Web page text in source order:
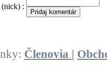
:
Členovia |